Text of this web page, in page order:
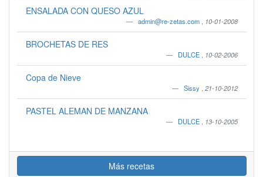
ENSALADA CON QUESO AZUL
admin@re-zetas.com 10-01-2008
BROCHETAS DE RES
DULCE 10-02-2006
Copa de Nieve
Sissy 21-10-2012
PASTEL ALEMAN DE MANZANA
DULCE 13-10-2005
Más recetas